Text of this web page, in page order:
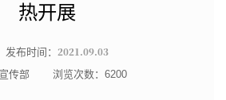
热开展
发布时间： 2021.09.03
传部 浏览次数： 6200